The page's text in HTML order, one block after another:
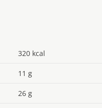
320 kcal
11 g
26 g